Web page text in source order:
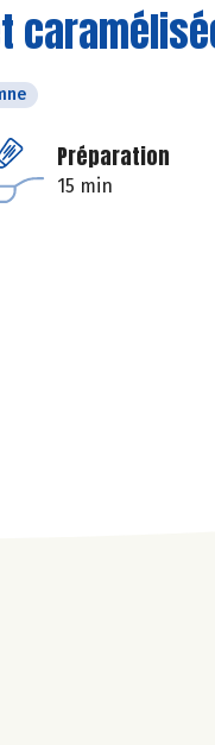
Préparation
15 min